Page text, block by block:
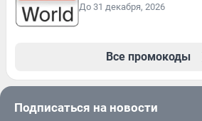
До 31 декабря, 2026
Все промокоды
Подписаться на новости